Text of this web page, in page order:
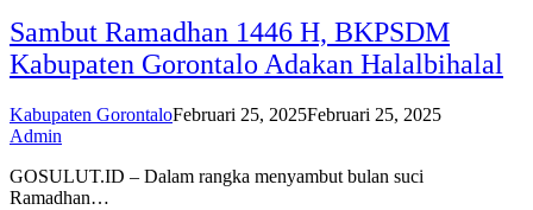
Sambut Ramadhan 1446 H, BKPSDM
Kabupaten Gorontalo Adakan Halalbihalal
Kabupaten GorontaloFebruari 25, 2025Februari 25, 2025
Admin
GOSULUT.ID – Dalam rangka menyambut bulan suci
Ramadhan…